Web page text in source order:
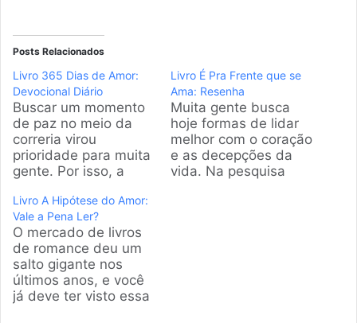
Posts Relacionados
Livro 365 Dias de Amor:
Devocional Diário
Buscar um momento
de paz no meio da
correria virou
prioridade para muita
gente. Por isso, a
livros devocionais que
estão dominando as
prateleiras e
ajudando brasileiros
a criar o hábito da
leitura diária com
mensagens que
Livro É Pra Frente que se
Ama: Resenha
Muita gente busca
hoje formas de lidar
melhor com o coração
e as decepções da
vida. Na pesquisa
Livro A Hipótese do Amor:
Vale a Pena Ler?
O mercado de livros
de romance deu um
salto gigante nos
últimos anos, e você
já deve ter visto essa